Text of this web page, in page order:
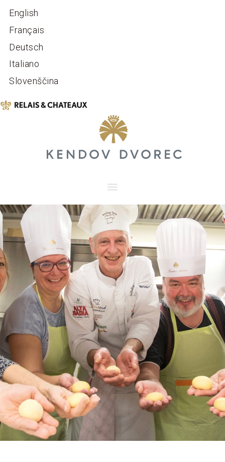
English
Français
Deutsch
Italiano
Slovenščina